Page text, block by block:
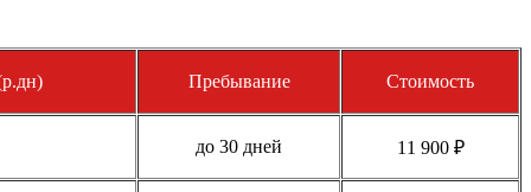
Пребывание Стоимость
до 30 дней 11 900 ₽